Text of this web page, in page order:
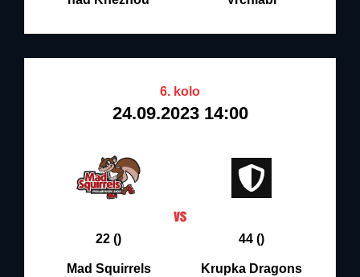
6. kolo
24.09.2023 14:00
22 ()
Mad Squirrels
44 ()
Krupka Dragons